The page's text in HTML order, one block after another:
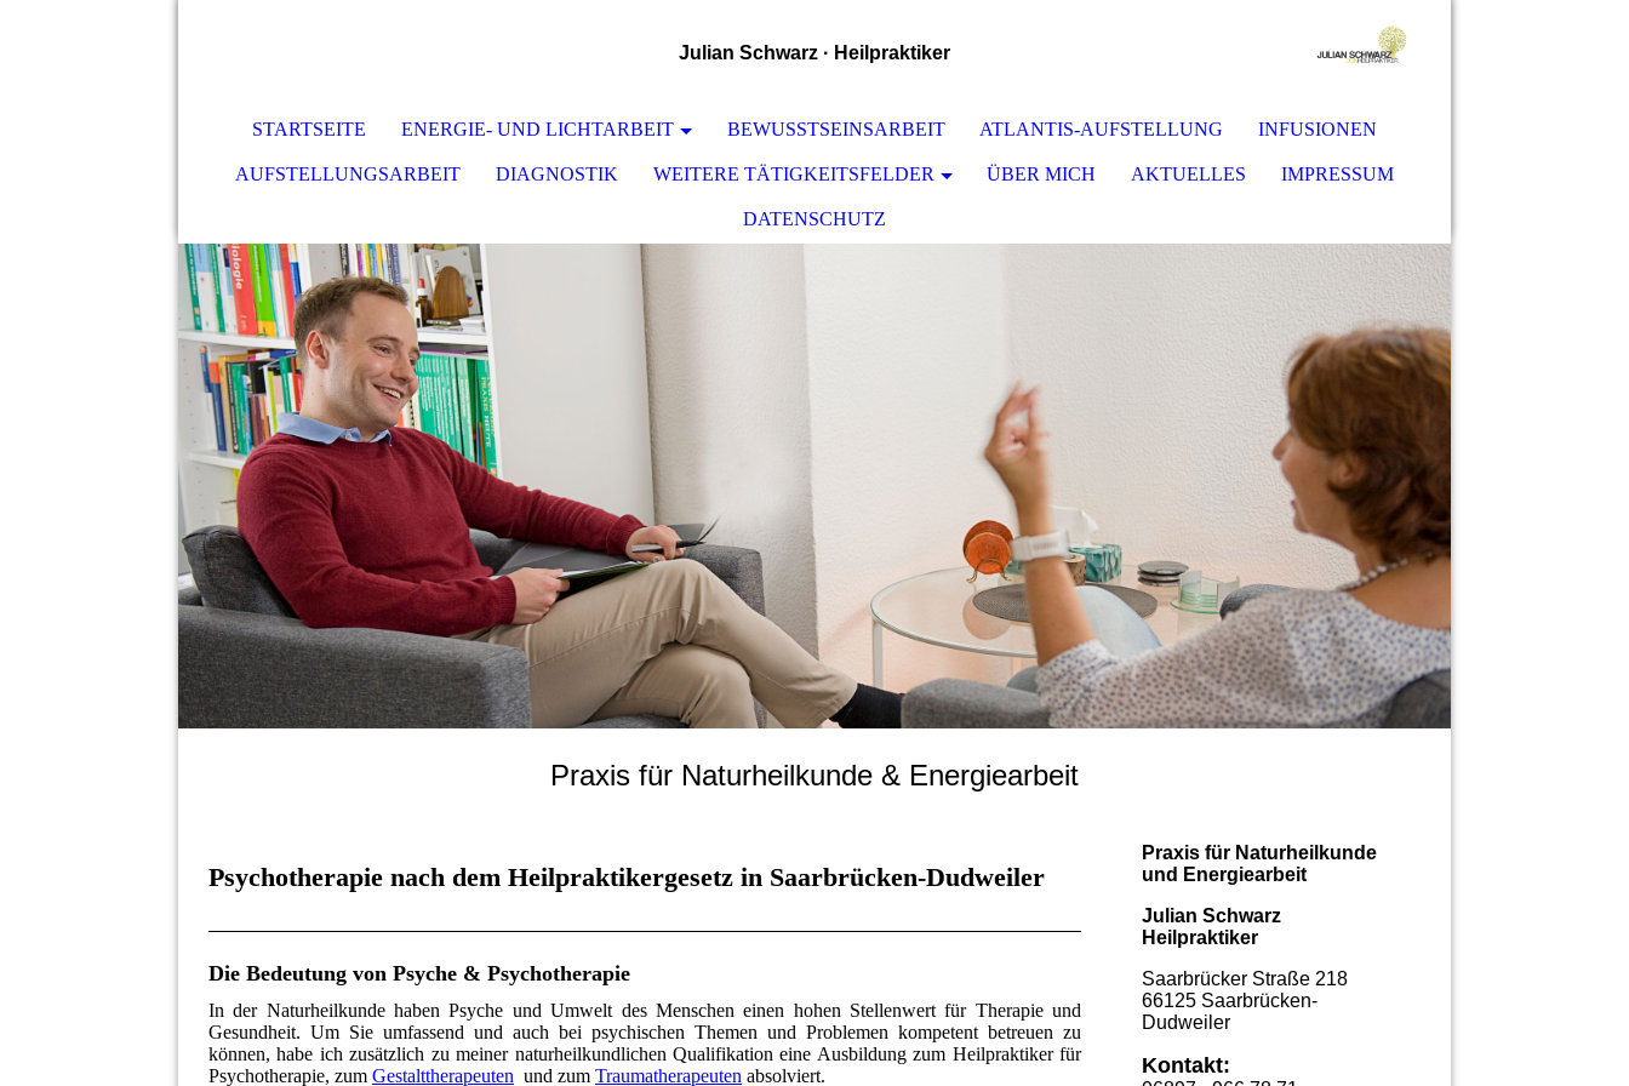
Julian Schwarz · Heilpraktiker
STARTSEITE ENERGIE- UND LICHTARBEIT BEWUSSTSEINSARBEIT ATLANTIS-AUFSTELLUNG INFUSIONEN
AUFSTELLUNGSARBEIT DIAGNOSTIK WEITERE TÄTIGKEITSFELDER ÜBER MICH AKTUELLES IMPRESSUM
DATENSCHUTZ
Praxis für Naturheilkunde & Energiearbeit
Psychotherapie nach dem Heilpraktikergesetz in Saarbrücken-Dudweiler
Die Bedeutung von Psyche & Psychotherapie
In der Naturheilkunde haben Psyche und Umwelt des Menschen einen hohen Stellenwert für Therapie und
Gesundheit. Um Sie umfassend und auch bei psychischen Themen und Problemen kompetent betreuen zu
können, habe ich zusätzlich zu meiner naturheilkundlichen Qualifikation eine Ausbildung zum Heilpraktiker für
Psychotherapie, zum Gestalttherapeuten und zum Traumatherapeuten absolviert.
Praxis für Naturheilkunde
und Energiearbeit
Julian Schwarz
Heilpraktiker
Saarbrücker Straße 218
66125 Saarbrücken-
Dudweiler
Kontakt: